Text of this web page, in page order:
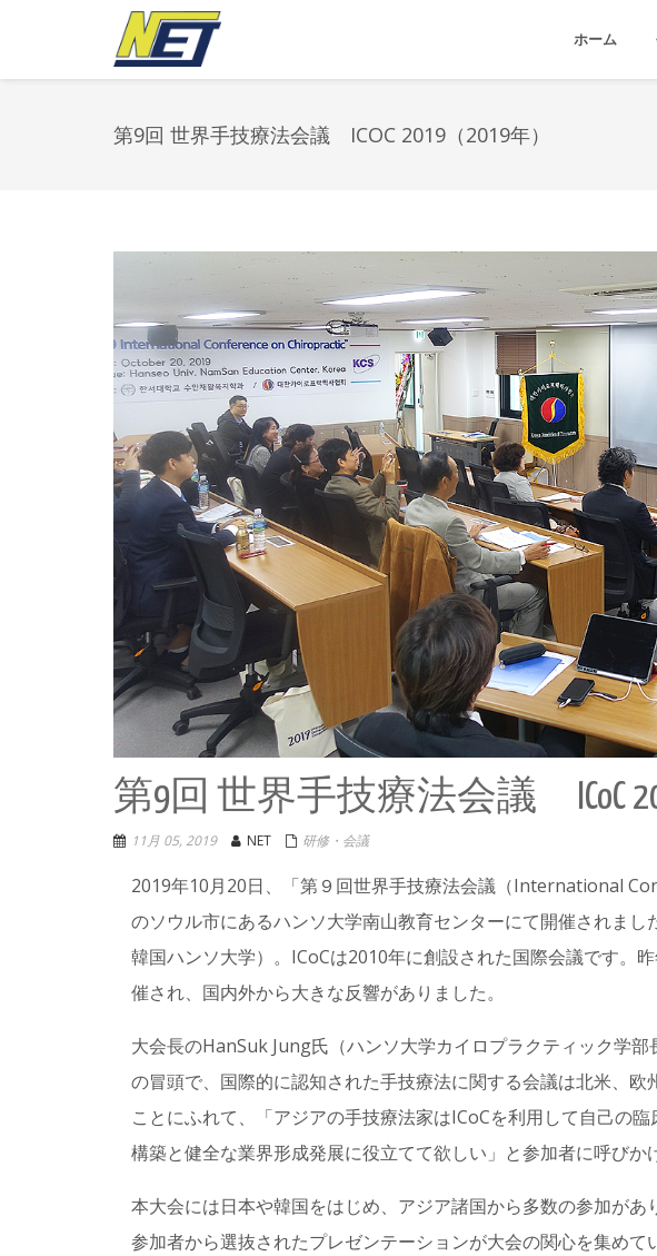
ホーム
第9回 世界手技療法会議 ICOC 2019（2019年）
第9回 世界手技療法会議 ICoC
11月 05, 2019 NET 研修・会議
2019年10月20日、「第９回世界手技療法会議（International
のソウル市にあるハンソ大学南山教育センターにて開催されまし
韓国ハンソ大学）。ICoCは2010年に創設された国際会議です。
催され、国内外から大きな反響がありました。
大会長のHanSuk Jung氏（ハンソ大学カイロプラクティック学部
の冒頭で、国際的に認知された手技療法に関する会議は北米、
ことにふれて、「アジアの手技療法家はICoCを利用して自己の
構築と健全な業界形成発展に役立てて欲しい」と参加者に呼びか
本大会には日本や韓国をはじめ、アジア諸国から多数の参加があ
参加者から選抜されたプレゼンテーションが大会の関心を集めて